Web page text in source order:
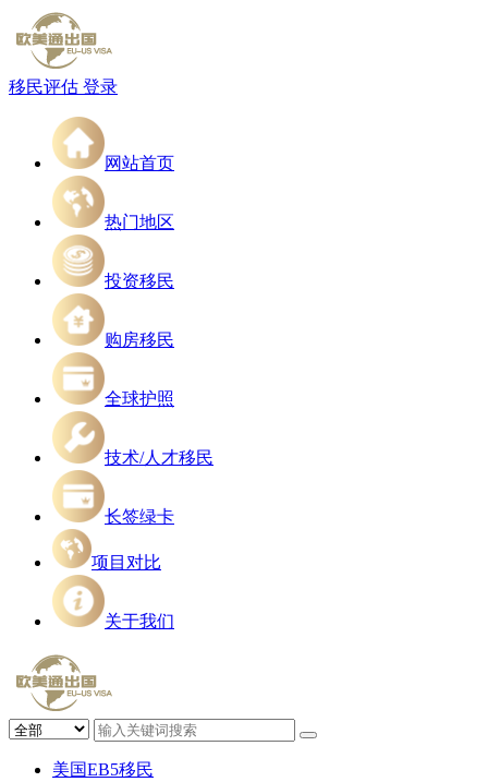
移民评估 登录
网站首页
热门地区
投资移民
购房移民
全球护照
技术/人才移民
长签绿卡
项目对比
关于我们
美国EB5移民